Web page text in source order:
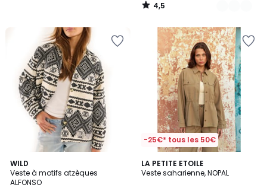
4,5
/
WILD
Veste à motifs atzèques
ALFONSO
2
Couleurs
-25€* tous les 50€
LA PETITE ETOILE
Veste saharienne, NOPAL